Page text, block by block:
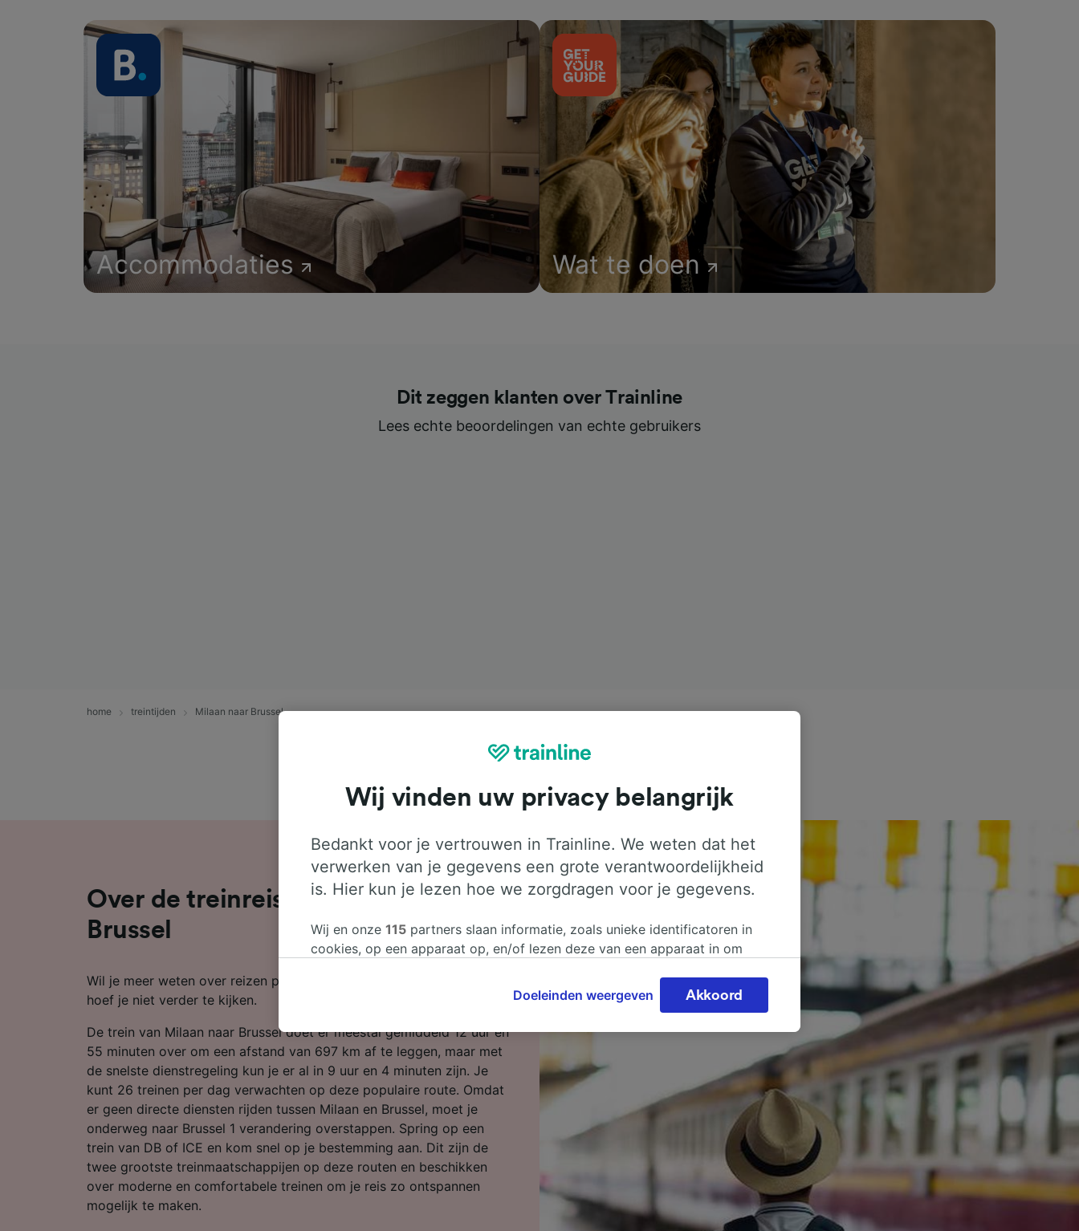
Accommodaties Wat te doen
Dit zeggen klanten over Trainline
Lees echte beoordelingen van echte gebruikers
home treintijden Milaan naar Brussel
Over de treinreis van Milaan naar
Brussel
Wil je meer weten over reizen per trein van Milaan naar Brussel? Dan
hoef je niet verder te kijken.
De trein van Milaan naar Brussel doet er meestal gemiddeld 12 uur en
55 minuten over om een afstand van 697 km af te leggen, maar met
de snelste dienstregeling kun je er al in 9 uur en 4 minuten zijn. Je
kunt 26 treinen per dag verwachten op deze populaire route. Omdat
er geen directe diensten rijden tussen Milaan en Brussel, moet je
onderweg naar Brussel 1 verandering overstappen. Spring op een
trein van DB of ICE en kom snel op je bestemming aan. Dit zijn de
twee grootste treinmaatschappijen op deze routen en beschikken
over moderne en comfortabele treinen om je reis zo ontspannen
mogelijk te maken.
Wij vinden uw privacy belangrijk
Bedankt voor je vertrouwen in Trainline. We weten dat het
verwerken van je gegevens een grote verantwoordelijkheid
is. Hier kun je lezen hoe we zorgdragen voor je gegevens.
Wij en onze 115 partners slaan informatie, zoals unieke identificatoren in
cookies, op een apparaat op, en/of lezen deze van een apparaat in om
wijzigen door hieronder te klikken. Daaronder valt ook je recht om
bezwaar te maken in alle gevallen dat er voor de verwerking een beroep
elk moment wijzigen op de pagina met onze privacyverklaring. Deze
keuzes worden aan onze partners doorgegeven en hebben geen invloed
op browsegegevens. Je gegevens worden niet gebruikt voor tracking als
je ons hebt gevraagd om je niet te volgen.
Wij en onze partners verwerken gegevens voor de volgende doeleinden:
Precieze geolocatiegegevens gebruiken. De apparaatkenmerken actief
scannen ter identificatie. Informatie op een apparaat opslaan en/of
openen. Gepersonaliseerde advertenties en content, advertentie- en
contentmetingen, doelgroepenonderzoek en ontwikkeling van diensten.
Doeleinden weergeven Akkoord